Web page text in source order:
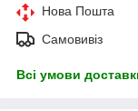
Нова Пошта
Самовивіз
Всі умови